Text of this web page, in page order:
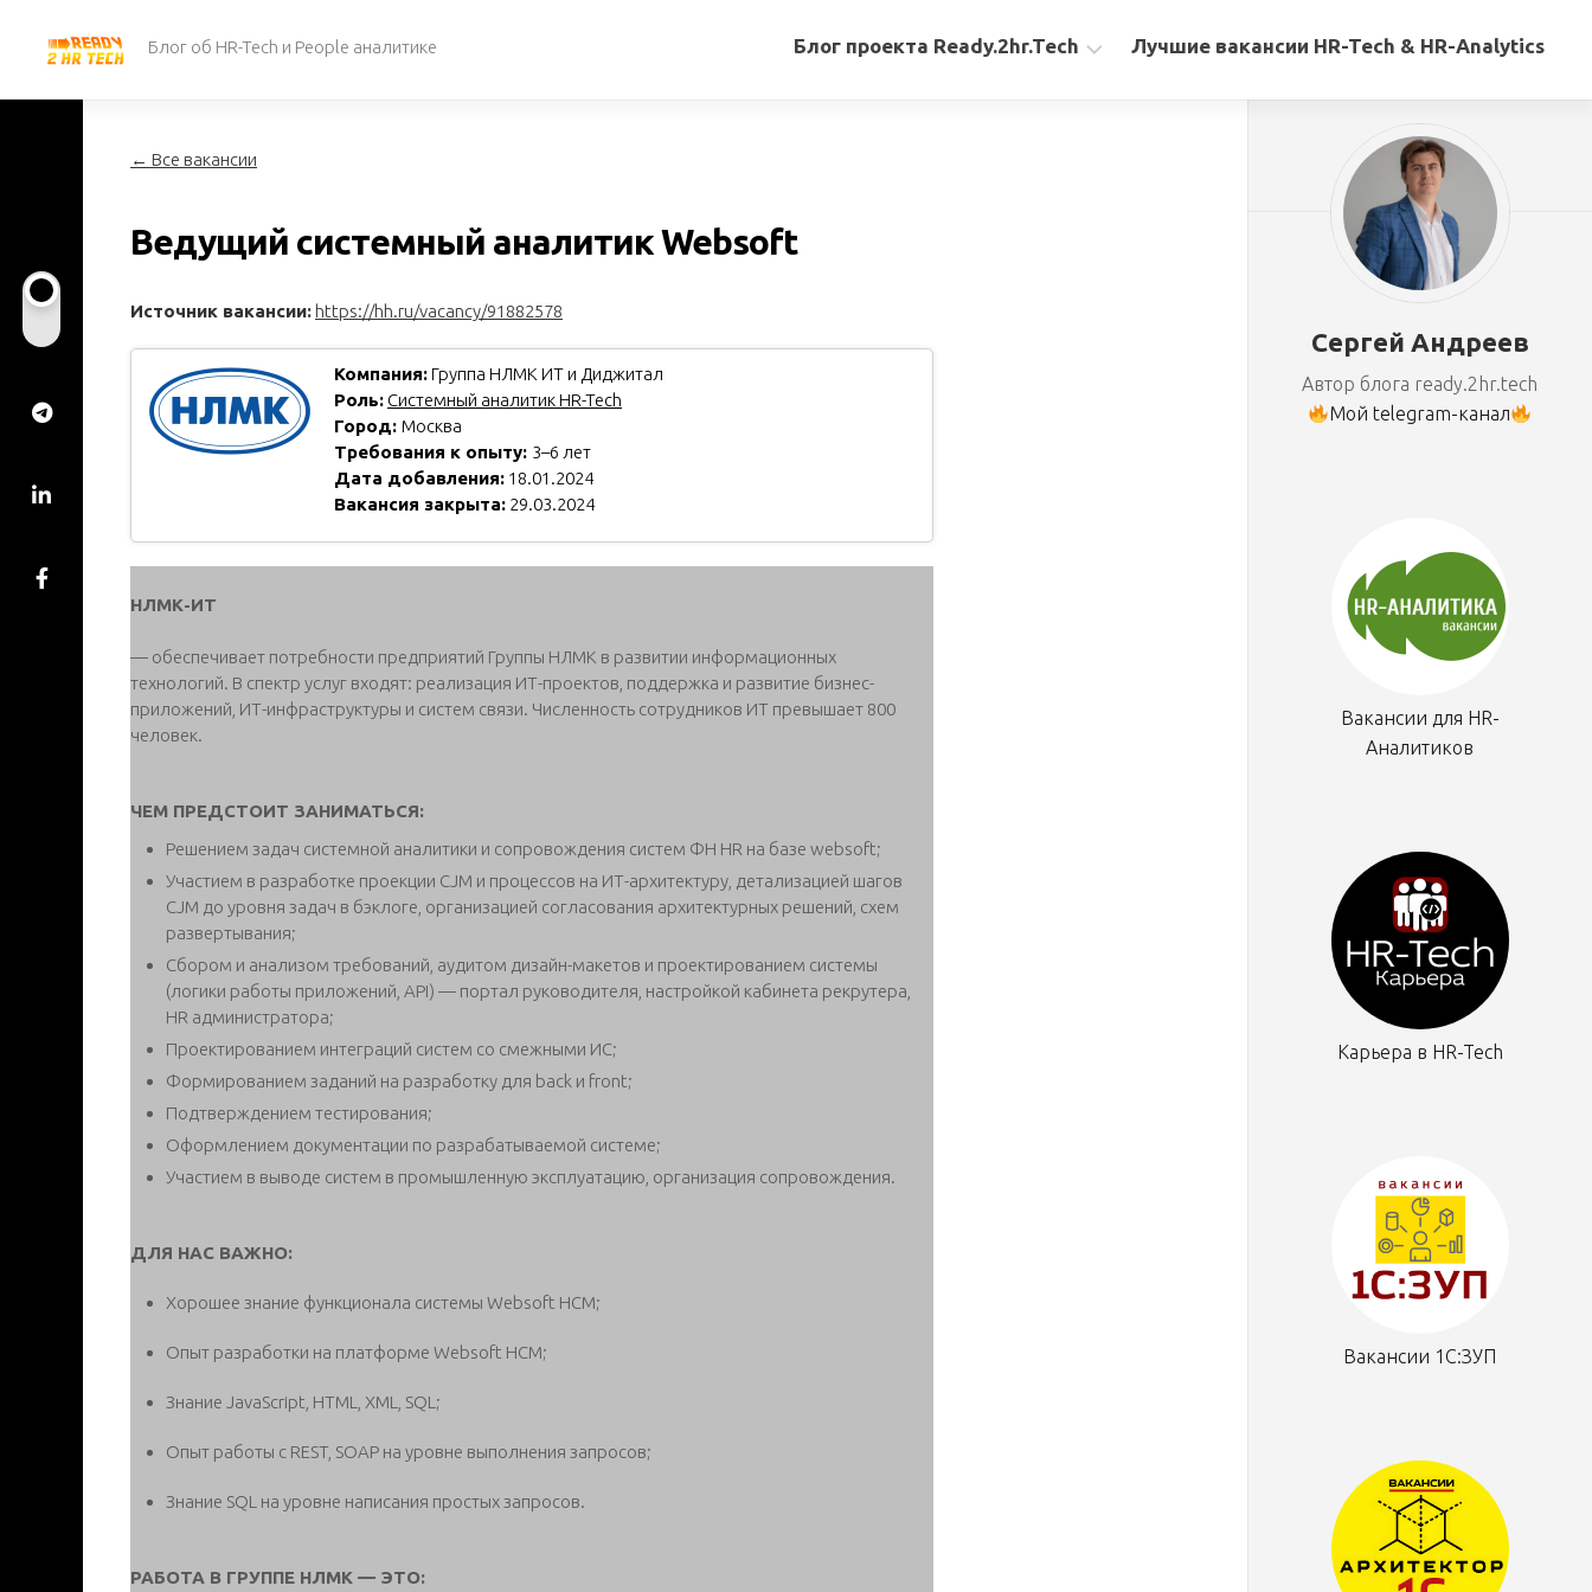
содержанию
Блог об HR-Tech и People аналитике Блог проекта Ready.2hr.Tech Лучшие вакансии HR-Tech & HR-Analytics
← Все вакансии
Ведущий системный аналитик Websoft
Источник вакансии: https://hh.ru/vacancy/91882578
Компания:Группа НЛМК ИТ и Диджитал
Роль: Системный аналитик HR-Tech
Город: Москва
Требования к опыту: 3–6 лет
Дата добавления: 18.01.2024
Вакансия закрыта: 29.03.2024
НЛМК-ИТ
— обеспечивает потребности предприятий Группы НЛМК в развитии информационных
технологий. В спектр услуг входят: реализация ИТ-проектов, поддержка и развитие бизнес-
приложений, ИТ-инфраструктуры и систем связи. Численность сотрудников ИТ превышает 800
человек.
ЧЕМ ПРЕДСТОИТ ЗАНИМАТЬСЯ:
Решением задач системной аналитики и сопровождения систем ФН HR на базе websoft;
Участием в разработке проекции CJM и процессов на ИТ-архитектуру, детализацией шагов
CJM до уровня задач в бэклоге, организацией согласования архитектурных решений, схем
развертывания;
Сбором и анализом требований, аудитом дизайн-макетов и проектированием системы
(логики работы приложений, API) — портал руководителя, настройкой кабинета рекрутера,
HR администратора;
Проектированием интеграций систем со смежными ИС;
Формированием заданий на разработку для back и front;
Подтверждением тестирования;
Оформлением документации по разрабатываемой системе;
Участием в выводе систем в промышленную эксплуатацию, организация сопровождения.
ДЛЯ НАС ВАЖНО:
Хорошее знание функционала системы Websoft HCM;
Опыт разработки на платформе Websoft HCM;
Знание JavaScript, HTML, XML, SQL;
Опыт работы с REST, SOAP на уровне выполнения запросов;
Знание SQL на уровне написания простых запросов.
РАБОТА В ГРУППЕ НЛМК — ЭТО:
Сергей Андреев
Автор блога ready.2hr.tech
Мой telegram-канал
Вакансии для HR-
Аналитиков
Карьера в HR-Tech
Вакансии 1С:ЗУП